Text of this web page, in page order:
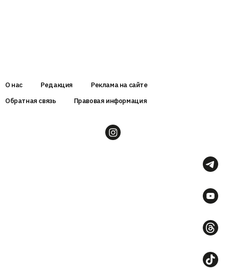
О нас Редакция
Реклама на сайте
Обратная связь
Правовая информация